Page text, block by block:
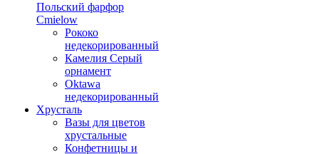
Польский фарфор
Сmielow
Рококо
недекорированный
Камелия Серый
орнамент
Oktawa
недекорированный
Хрусталь
Вазы для цветов
хрустальные
Конфетницы и